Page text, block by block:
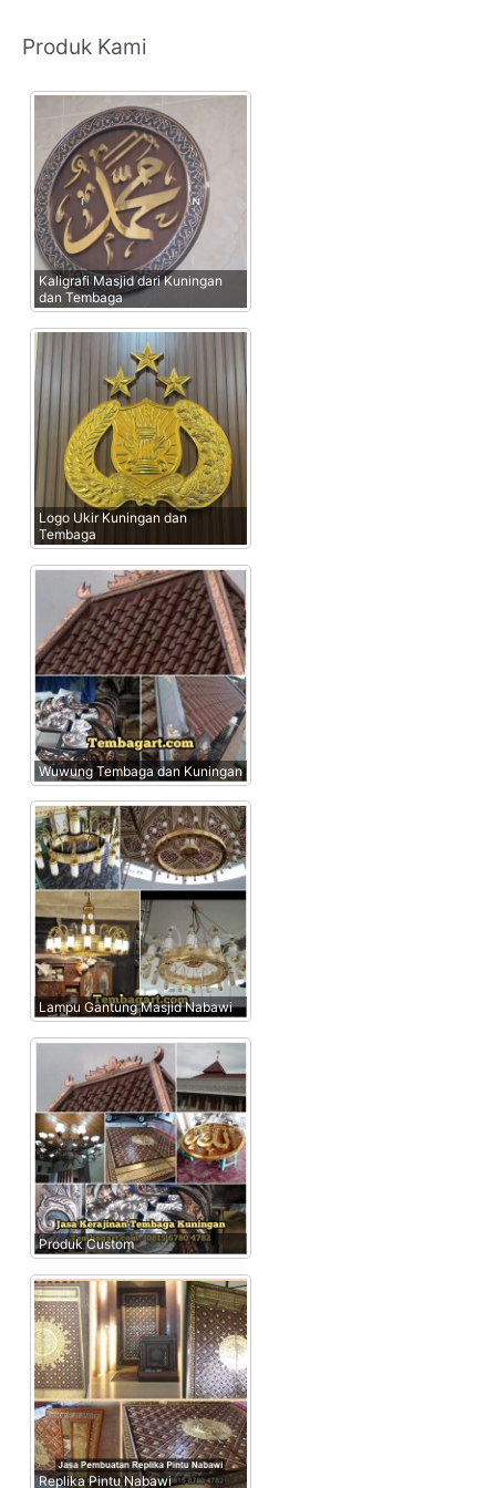
Produk Kami
Kaligrafi Masjid dari Kuningan
dan Tembaga
Logo Ukir Kuningan dan
Tembaga
Wuwung Tembaga dan Kuningan
Lampu Gantung Masjid Nabawi
Produk Custom
Replika Pintu Nabawi